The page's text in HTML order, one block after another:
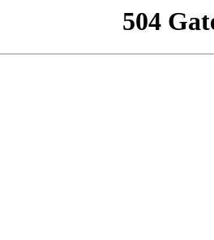
504